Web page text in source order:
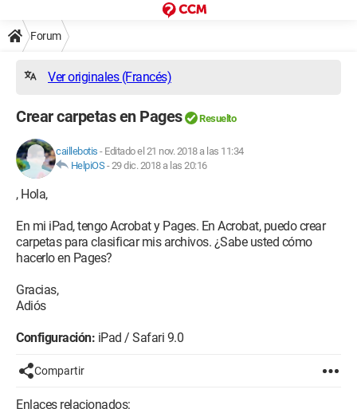
Forum
Ver originales (Francés)
Crear carpetas en Pages Resuelto
caillebotis - Editado el 21 nov. 2018 a las 11:34
HelpiOS-29 dic. 2018 a las 20:16
, Hola,
En mi iPad, tengo Acrobat y Pages. En Acrobat, puedo crear
carpetas para clasificar mis archivos. ¿Sabe usted cómo
hacerlo en Pages?
Gracias,
Adiós
Configuración: iPad / Safari 9.0
Compartir
Enlaces relacionados: